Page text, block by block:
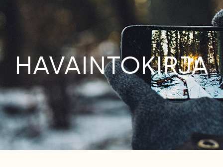
HAVAINTOKIRJA